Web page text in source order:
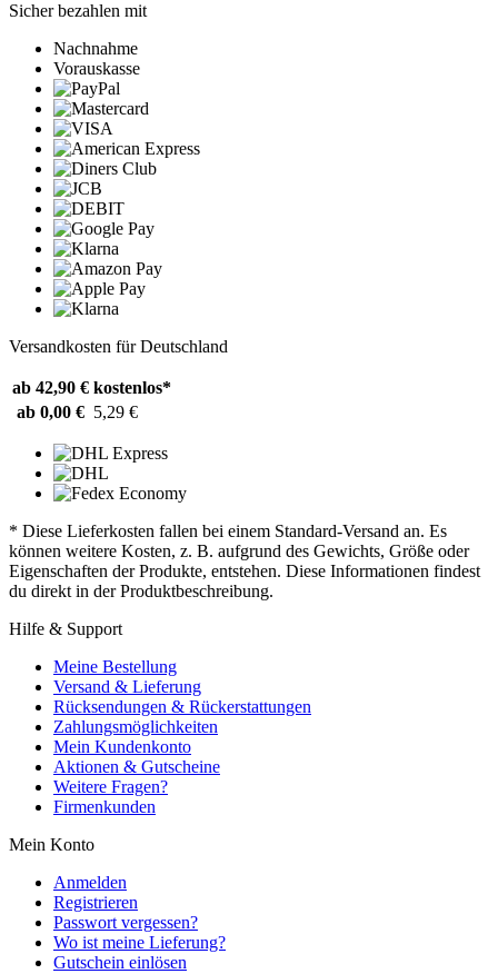
Sicher bezahlen mit
Nachnahme
Vorauskasse
Versandkosten für Deutschland
ab 42,90 € kostenlos*
ab 0,00 € 5,29 €
* Diese Lieferkosten fallen bei einem Standard-Versand an. Es
können weitere Kosten, z. B. aufgrund des Gewichts, Größe oder
Eigenschaften der Produkte, entstehen. Diese Informationen findest
du direkt in der Produktbeschreibung.
Hilfe & Support
Meine Bestellung
Versand & Lieferung
Rücksendungen & Rückerstattungen
Zahlungsmöglichkeiten
Mein Kundenkonto
Aktionen & Gutscheine
Weitere Fragen?
Firmenkunden
Mein Konto
Anmelden
Registrieren
Passwort vergessen?
Wo ist meine Lieferung?
Gutschein einlösen